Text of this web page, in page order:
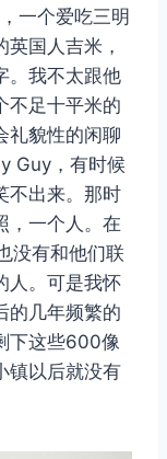
一个爱吃三明
国人吉米，
。我不太跟他
不足十平米的
礼貌性的闲聊
Guy，有时候
不出来。那时
，一个人。在
没有和他们联
人。可是我怀
的几年频繁的
下这些600像
镇以后就没有